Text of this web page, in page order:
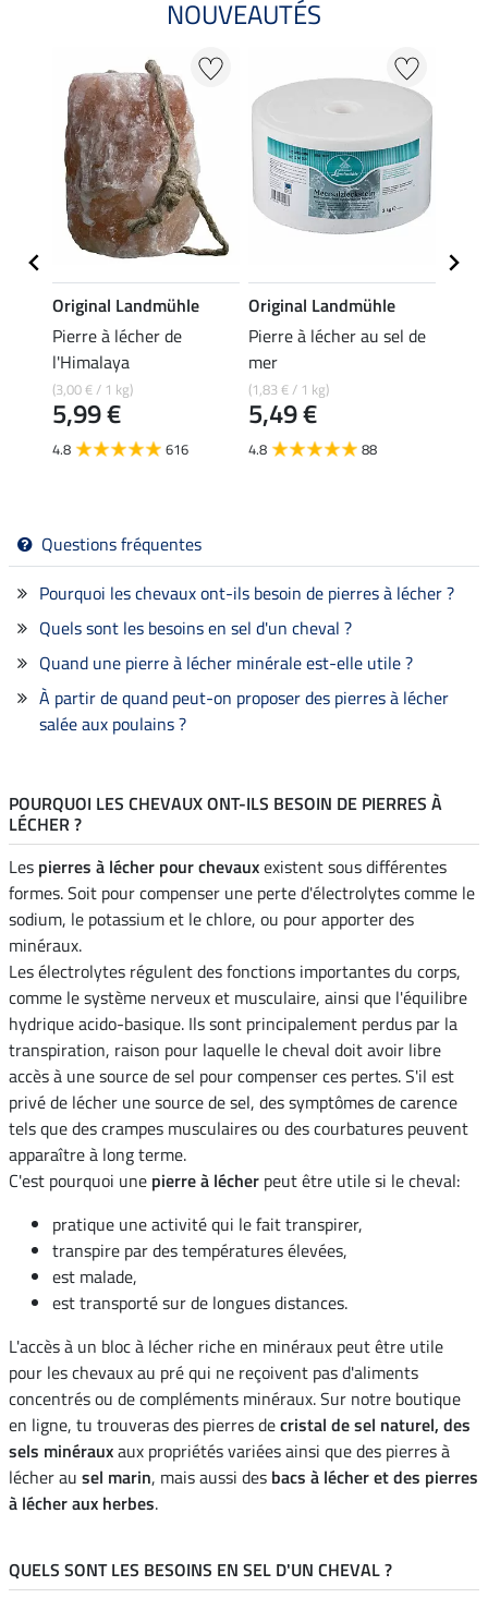
NOUVEAUTÉS
Original Landmühle
Pierre à lécher de
l'Himalaya
(3,00 € / 1 kg)
5,99 €
4.8 616
Original Landmühle
Pierre à lécher au sel de
mer
(1,83 € / 1 kg)
5,49 €
4.8 88
Questions fréquentes
Pourquoi les chevaux ont-ils besoin de pierres à lécher ?
Quels sont les besoins en sel d'un cheval ?
Quand une pierre à lécher minérale est-elle utile ?
À partir de quand peut-on proposer des pierres à lécher
salée aux poulains ?
POURQUOI LES CHEVAUX ONT-ILS BESOIN DE PIERRES À
LÉCHER ?
Les pierres à lécher pour chevauxexistent sous différentes
formes. Soit pour compenser une perte d'électrolytes comme le
sodium, le potassium et le chlore, ou pour apporter des
minéraux.
Les électrolytes régulent des fonctions importantes du corps,
comme le système nerveux et musculaire, ainsi que l'équilibre
hydrique acido-basique. Ils sont principalement perdus par la
transpiration, raison pour laquelle le cheval doit avoir libre
accès à une source de sel pour compenser ces pertes. S'il est
privé de lécher une source de sel, des symptômes de carence
tels que des crampes musculaires ou des courbatures peuvent
apparaître à long terme.
C'est pourquoi une pierre à lécher peut être utile si le cheval:
pratique une activité qui le fait transpirer,
transpire par des températures élevées,
est malade,
est transporté sur de longues distances.
L'accès à un bloc à lécher riche en minéraux peut être utile
pour les chevaux au pré qui ne reçoivent pas d'aliments
concentrés ou de compléments minéraux. Sur notre boutique
en ligne, tu trouveras des pierres decristal de sel naturel, des
sels minérauxaux propriétés variées ainsi que des pierres à
lécher au sel marin, mais aussi des bacs à lécher et des pierres
à lécher aux herbes.
QUELS SONT LES BESOINS EN SEL D'UN CHEVAL ?